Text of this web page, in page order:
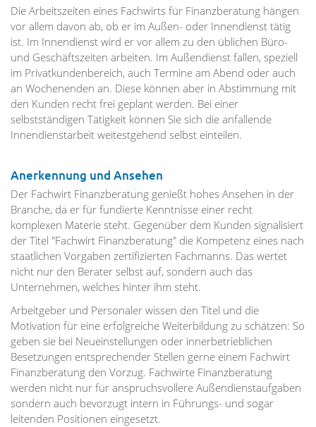
Die Arbeitszeiten eines Fachwirts für Finanzberatung hängen
vor allem davon ab, ob er im Außen- oder Innendienst tätig
ist. Im Innendienst wird er vor allem zu den üblichen Büro-
und Geschäftszeiten arbeiten. Im Außendienst fallen, speziell
im Privatkundenbereich, auch Termine am Abend oder auch
an Wochenenden an. Diese können aber in Abstimmung mit
den Kunden recht frei geplant werden. Bei einer
selbstständigen Tätigkeit können Sie sich die anfallende
Innendienstarbeit weitestgehend selbst einteilen.
Anerkennung und Ansehen
Der Fachwirt Finanzberatung genießt hohes Ansehen in der
Branche, da er für fundierte Kenntnisse einer recht
komplexen Materie steht. Gegenüber dem Kunden signalisiert
der Titel "Fachwirt Finanzberatung" die Kompetenz eines nach
staatlichen Vorgaben zertifizierten Fachmanns. Das wertet
nicht nur den Berater selbst auf, sondern auch das
Unternehmen, welches hinter ihm steht.
Arbeitgeber und Personaler wissen den Titel und die
Motivation für eine erfolgreiche Weiterbildung zu schätzen: So
geben sie bei Neueinstellungen oder innerbetrieblichen
Besetzungen entsprechender Stellen gerne einem Fachwirt
Finanzberatung den Vorzug. Fachwirte Finanzberatung
werden nicht nur für anspruchsvollere Außendienstaufgaben
sondern auch bevorzugt intern in Führungs- und sogar
leitenden Positionen eingesetzt.